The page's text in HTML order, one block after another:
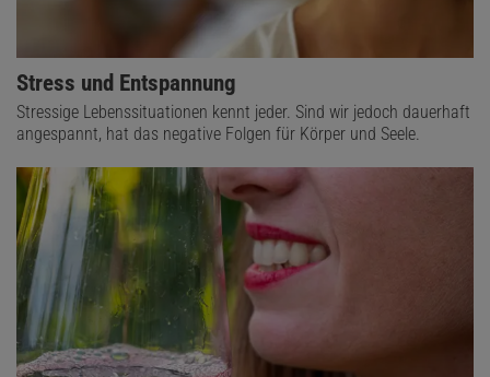
Stress und Entspannung
Stressige Lebenssituationen kennt jeder. Sind wir jedoch dauerhaft
angespannt, hat das negative Folgen für Körper und Seele.